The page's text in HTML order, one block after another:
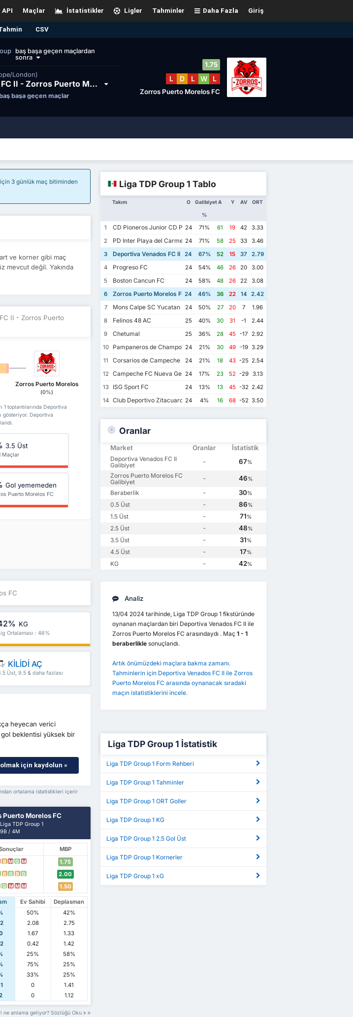
Giriş
Daha Fazla
Tahminler
Ligler
İstatistikler
Maçlar
API
CSV
baş başa geçen maçlardan
sonra
London)
Deportiva Venados FC II - Zorros Puerto Morelos FC
başa geçen maçlar
1.75
L D L W L
Zorros Puerto Morelos FC
3 günlük maç bitiminden
ve korner gibi maç
mevcut değil. Yakında
II - Zorros Puerto
0%
Zorros Puerto Morelos
(0%)
1 toplantılarında Deportiva
gösteriyor. Deportiva
3.5 Üst
Maçlar
Gol yememeden
Puerto Morelos FC
FC
KG
Ortalaması : 46%
KİLİDİ AÇ
Üst, 9.5 & daha fazlası
heyecan verici
gol beklentisi yüksek bir
için kaydolun »
ortalama istatistikleri içerir
Puerto Morelos FC
TDP Group 1
9B / 4M
MBP
B M G M
1.75
B G B G
2.00
G M M M 1.50
Ev Sahibi
Deplasman
50%
42%
2.08
2.75
1.67
1.33
0.42
1.42
25%
58%
75%
25%
33%
25%
0
1.41
0 1.12
ne anlama geliyor? Sözlüğü Oku
Liga TDP Group 1 Tablo
Takım O Galibiyet
%
A Y AV ORT
1 CD Pioneros Junior CD Pioneros de Cancun II
24 71% 61 19 42
3.33
2
PD Inter Playa del Carmen AC II
24 71% 58 25 33
3.46
3
Deportiva Venados FC II 24 67% 52 15 37
2.79
4
Progreso FC 24 54% 46 26 20
3.00
5
Boston Cancun FC 24 58% 48 26 22
3.08
6
Zorros Puerto Morelos FC24 46% 36 22 14
2.42
7
Mons Calpe SC Yucatan 24 50% 27 20 7
1.96
8
Felinos 48 AC 25 40% 30 31 -1
2.44
9
Chetumal 25 36% 28 45 -17 2.92
10
Pampaneros de Champoton FC
24 21% 30 49 -19 3.29
11
Corsarios de Campeche FC24 21% 18 43 -25 2.54
12
Campeche FC Nueva Generacion
24 17% 23 52 -29 3.13
13
ISG Sport FC 24 13% 13 45 -32 2.42
14 Club Deportivo Zitacuaro II24 4% 16 68 -52 3.50
Oranlar
Market Oranlar İstatistik
Deportiva Venados FC II
Galibiyet
- 67%
Zorros Puerto Morelos FC
Galibiyet
- 46%
Beraberlik - 30%
0.5 Üst - 86%
1.5 Üst - 71%
2.5 Üst - 48%
3.5 Üst - 31%
4.5 Üst - 17%
KG - 42%
Analiz
13/04 2024 tarihinde, Liga TDP Group 1 fikstüründe
oynanan maçlardan biri Deportiva Venados FC II ile
Zorros Puerto Morelos FC arasındaydı . Maç 1 - 1
beraberlikle sonuçlandı.
Artık önümüzdeki maçlara bakma zamanı.
Tahminlerin için Deportiva Venados FC II ile Zorros
Puerto Morelos FC arasında oynanacak sıradaki
maçın istatistiklerini incele.
Liga TDP Group 1 İstatistik
Liga TDP Group 1 Form Rehberi
Liga TDP Group 1 Tahminler
Liga TDP Group 1 ORT Goller
Liga TDP Group 1 KG
Liga TDP Group 1 2.5 Gol Üst
Liga TDP Group 1 Kornerler
Liga TDP Group 1 xG